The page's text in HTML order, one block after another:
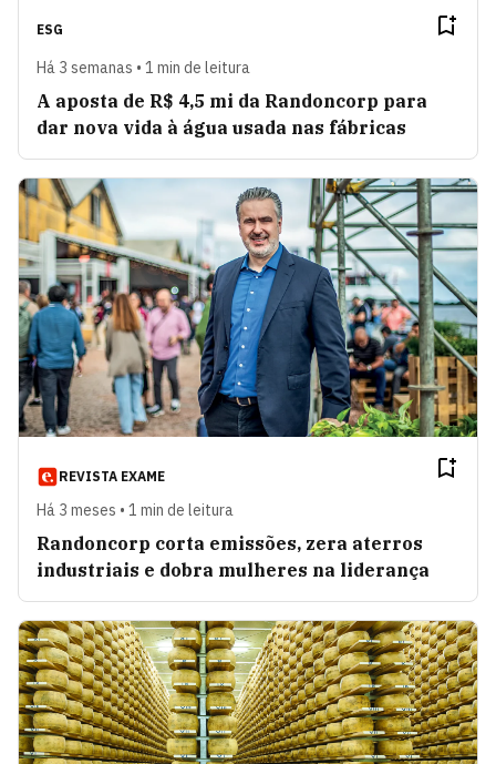
ESG
Há 3 semanas • 1 min de leitura
A aposta de R$ 4,5 mi da Randoncorp para
dar nova vida à água usada nas fábricas
REVISTA EXAME
Há 3 meses • 1 min de leitura
Randoncorp corta emissões, zera aterros
industriais e dobra mulheres na liderança